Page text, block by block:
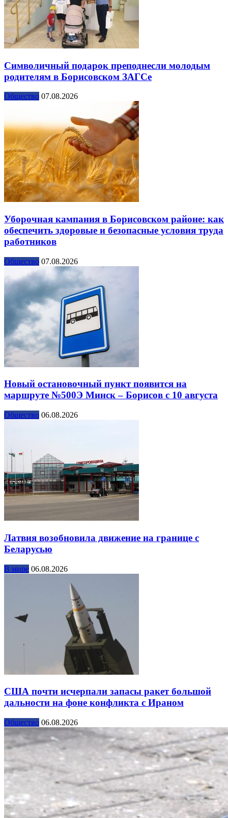
Символичный подарок преподнесли молодым
родителям в Борисовском ЗАГСе
Общество 07.08.2026
Уборочная кампания в Борисовском районе: как
обеспечить здоровые и безопасные условия труда
работников
Общество 07.08.2026
Новый остановочный пункт появится на
маршруте №500Э Минск – Борисов с 10 августа
Общество 06.08.2026
Латвия возобновила движение на границе с
Беларусью
В мире 06.08.2026
США почти исчерпали запасы ракет большой
дальности на фоне конфликта с Ираном
Общество 06.08.2026